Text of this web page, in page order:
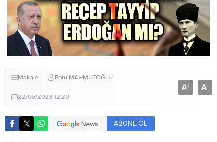
Makale Ebru MAHMUTOĞLU
22/06/2023 12:20
A+ A-
ABONE OL